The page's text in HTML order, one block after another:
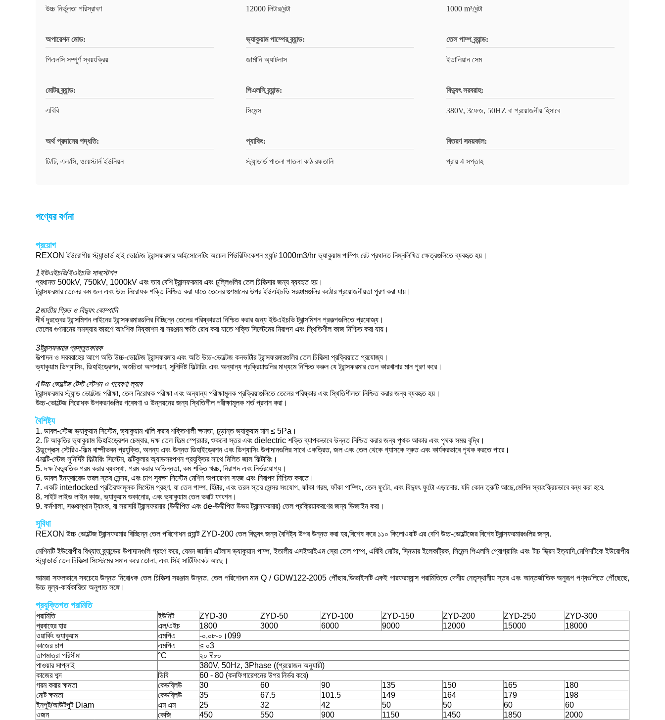
উচ্চ নির্ভুলতা পরিস্রাবণ 12000 লিটার/ঘন্টা 1000 m³/ঘন্টা
অপারেশন মোড:
পিএলসি সম্পূর্ণ স্বয়ংক্রিয়
ভ্যাকুয়াম পাম্পের ব্র্যান্ড:
জার্মানি অ্যাটলাস
তেল পাম্প ব্র্যান্ড:
ইতালিয়ান সেম
মোটর ব্র্যান্ড:
এবিবি
পিএলসি ব্র্যান্ড:
সিমেন্স
বিদ্যুৎ সরবরাহ:
380V, 3ফেজ, 50HZ বা প্রয়োজনীয় হিসাবে
অর্থ প্রদানের পদ্ধতি:
টি/টি, এল/সি, ওয়েস্টার্ন ইউনিয়ন
প্যাকিং:
স্ট্যান্ডার্ড পাতলা পাতলা কাঠ রফতানি
বিতরণ সময়কাল:
প্রায় 4 সপ্তাহ
পণ্যের বর্ণনা
প্রয়োগ
REXON ইউরোপীয় স্ট্যান্ডার্ড হাই ভোল্টেজ ট্রান্সফরমার আইসোলেটিং অয়েল পিউরিফিকেশন প্ল্যান্ট 1000m3/hr ভ্যাকুয়াম পাম্পিং রেট প্রধানত নিম্নলিখিত ক্ষেত্রগুলিতে ব্যবহৃত হয়।
1ইউএইচভি/ইএইচভি সাবস্টেশন
প্রধানত 500kV, 750kV, 1000kV এবং তার বেশি ট্রান্সফরমার এবং চুল্লিগুলির তেল চিকিত্সার জন্য ব্যবহৃত হয়।
ট্রান্সফরমার তেলের কম জল এবং উচ্চ নিরোধক শক্তি নিশ্চিত করা যাতে তেলের গুণমানের উপর ইউএইচভি সরঞ্জামগুলির কঠোর প্রয়োজনীয়তা পূরণ করা যায়।
2জাতীয় গ্রিড ও বিদ্যুৎ কোম্পানি
দীর্ঘ দূরত্বের ট্রান্সমিশন লাইনের ট্রান্সফরমারগুলির বিচ্ছিন্ন তেলের পরিষ্কারতা নিশ্চিত করার জন্য ইউএইচভি ট্রান্সমিশন প্রকল্পগুলিতে প্রযোজ্য।
তেলের গুণমানের সমস্যার কারণে আংশিক নিষ্কাশন বা সরঞ্জাম ক্ষতি রোধ করা যাতে শক্তি সিস্টেমের নিরাপদ এবং স্থিতিশীল কাজ নিশ্চিত করা যায়।
3ট্রান্সফরমার প্রস্তুতকারক
উত্পাদন ও সরবরাহের আগে অতি উচ্চ-ভোল্টেজ ট্রান্সফরমার এবং অতি উচ্চ-ভোল্টেজ কনভার্টার ট্রান্সফরমারগুলির তেল চিকিত্সা প্রক্রিয়াতে প্রযোজ্য।
ভ্যাকুয়াম ডিগ্যাসিং, ডিহাইড্রেশন, অশুচিতা অপসারণ, সুনির্দিষ্ট ফিল্টারিং এবং অন্যান্য প্রক্রিয়াগুলির মাধ্যমে নিশ্চিত করুন যে ট্রান্সফরমার তেল কারখানার মান পূরণ করে।
4উচ্চ ভোল্টেজ টেস্ট স্টেশন ও গবেষণা ল্যাব
ট্রান্সফরমার স্ট্যান্ড ভোল্টেজ পরীক্ষা, তেল নিরোধক পরীক্ষা এবং অন্যান্য পরীক্ষামূলক প্রক্রিয়াগুলিতে তেলের পরিষ্কার এবং স্থিতিশীলতা নিশ্চিত করার জন্য ব্যবহৃত হয়।
উচ্চ-ভোল্টেজ নিরোধক উপকরণগুলির গবেষণা ও উন্নয়নের জন্য স্থিতিশীল পরীক্ষামূলক শর্ত প্রদান করা।
বৈশিষ্ট্য
1. ডাবল-স্টেজ ভ্যাকুয়াম সিস্টেম, ভ্যাকুয়াম খালি করার শক্তিশালী ক্ষমতা, চূড়ান্ত ভ্যাকুয়াম মান ≤ 5Pa।
2. টি আকৃতির ভ্যাকুয়াম ডিহাইড্রেশন চেম্বার, দক্ষ তেল ফিল্ম স্প্রেয়ার, শুকনো স্তর এবং dielectric শক্তি ব্যাপকভাবে উন্নত নিশ্চিত করার জন্য পৃথক আকার এবং পৃথক সময় বৃদ্ধি।
3ডুপ্লেক্স স্টেরিও-ফিল্ম বাষ্পীভবন প্রযুক্তি, অনন্য এবং উন্নত ডিহাইড্রেশন এবং ডিগ্যাসিং উপাদানগুলির সাথে একত্রিত, জল এবং তেল থেকে গ্যাসকে দ্রুত এবং কার্যকরভাবে পৃথক করতে পারে।
4মাল্টি-স্টেজ সুনির্দিষ্ট ফিল্টারিং সিস্টেম, মল্টিকুলার অ্যাডসরপশন প্রযুক্তির সাথে মিলিত জাল ফিল্টারিং।
5. দক্ষ বৈদ্যুতিক গরম করার ব্যবস্থা, গরম করার অভিন্নতা, কম শক্তি খরচ, নিরাপদ এবং নির্ভরযোগ্য।
6. ডাবল ইনফ্রারেড তরল স্তর সেন্সর, এবং চাপ সুরক্ষা সিস্টেম মেশিন অপারেশন সহজ এবং নিরাপদ নিশ্চিত করতে।
7. একটি interlocked প্রতিরক্ষামূলক সিস্টেম গ্রহণ, যা তেল পাম্প, হিটার, এবং তরল স্তর সেন্সর সংযোগ, ফাঁকা গরম, ফাঁকা পাম্পিং, তেল ফুটো, এবং বিদ্যুৎ ফুটো এড়ানোর. যদি কোন ত্রুটি আছে,মেশিন স্বয়ংক্রিয়ভাবে বন্ধ করা হবে.
8. সাইট লাইভ লাইন কাজ, ভ্যাকুয়াম শুকানোর, এবং ভ্যাকুয়াম তেল ভরাট ফাংশন।
9. কর্মশালা, সঞ্চয়স্থান ট্যাংক, বা সরাসরি ট্রান্সফরমার (উদ্দীপিত এবং de-উদ্দীপিত উভয় ট্রান্সফরমার) তেল প্রক্রিয়াকরণের জন্য ডিজাইন করা।
সুবিধা
REXON উচ্চ ভোল্টেজ ট্রান্সফরমার বিচ্ছিন্ন তেল পরিশোধন প্ল্যান্ট ZYD-200 তেল বিদ্যুৎ জন্য বৈশিষ্ট্য উপর উন্নত করা হয়,বিশেষ করে ১১০ কিলোওয়াট এর বেশি উচ্চ-ভোল্টেজের বিশেষ ট্রান্সফরমারগুলির জন্য.
মেশিনটি ইউরোপীয় বিখ্যাত ব্র্যান্ডের উপাদানগুলি গ্রহণ করে, যেমন জার্মান এটলাস ভ্যাকুয়াম পাম্প, ইতালীয় এসইআইএম স্রো তেল পাম্প, এবিবি মোটর, স্নিডার ইলেকট্রিক, সিমেন্স পিএলসি প্রোগ্রামিং এবং টাচ স্ক্রিন ইত্যাদি,মেশিনটিকে ইউরোপীয়
স্ট্যান্ডার্ড তেল চিকিত্সা সিস্টেমের সমান করে তোলা, এবং সিই সার্টিফিকেট আছে।
আমরা সফলভাবে সবচেয়ে উন্নত নিরোধক তেল চিকিত্সা সরঞ্জাম উন্নত. তেল পরিশোধন মান Q / GDW122-2005 পৌঁছায়.ডিভাইসটি একই পারফরম্যান্স পরামিতিতে দেশীয় নেতৃস্থানীয় স্তর এবং আন্তর্জাতিক অনুরূপ পণ্যগুলিতে পৌঁছেছে,
উচ্চ মূল্য-কার্যকারিতা অনুপাত সঙ্গে।
প্রযুক্তিগত পরামিতি
পরামিতি ইউনিট ZYD-30 ZYD-50 ZYD-100 ZYD-150 ZYD-200 ZYD-250
ZYD-300
প্রবাহের হার
এল/এইচ 1800 3000 6000 9000 12000 15000
18000
ওয়ার্কিং ভ্যাকুয়াম
এমপিএ
-০.০৮-০।099
কাজের চাপ
এমপিএ
≤ ০3
তাপমাত্রা পরিসীমা
°C
২০ ₹৮০
পাওয়ার সাপ্লাই
380V, 50Hz, 3Phase ((প্রয়োজন অনুযায়ী)
কাজের শব্দ
ডিবি
60 - 80 (কনফিগারেশনের উপর নির্ভর করে)
গরম করার ক্ষমতা
কেডব্লিউ 30 60 90 135 150 165
180
মোট ক্ষমতা
কেডব্লিউ 35 67.5 101.5 149 164 179
198
ইনপুট/আউটপুট Diam
এম এম 25 32 42 50 50 60
60
ওজন
কেজি 450 550 900 1150 1450 1850 2000